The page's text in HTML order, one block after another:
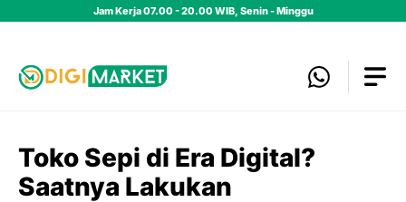
Jam Kerja 07.00 - 20.00 WIB, Senin - Minggu
Toko Sepi di Era Digital?
Saatnya Lakukan